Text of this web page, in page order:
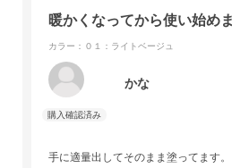
暖かくなってから使い始め
カラー：０１：ライトベージュ
かな
手に適量出してそのまま塗ってます。